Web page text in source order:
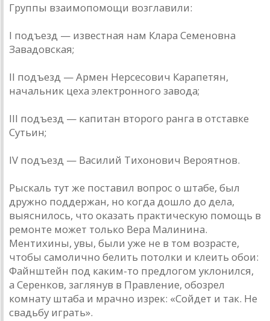
Группы взаимопомощи возглавили:
I подъезд — известная нам Клара Семеновна
Завадовская;
II подъезд — Армен Нерсесович Карапетян,
начальник цеха электронного завода;
III подъезд — капитан второго ранга в отставке
Сутьин;
IV подъезд — Василий Тихонович Вероятнов.
Рыскаль тут же поставил вопрос о штабе, был
дружно поддержан, но когда дошло до дела,
выяснилось, что оказать практическую помощь в
ремонте может только Вера Малинина.
Ментихины, увы, были уже не в том возрасте,
чтобы самолично белить потолки и клеить обои:
Файнштейн под каким-то предлогом уклонился,
а Серенков, заглянув в Правление, обозрел
комнату штаба и мрачно изрек: «Сойдет и так. Не
свадьбу играть».